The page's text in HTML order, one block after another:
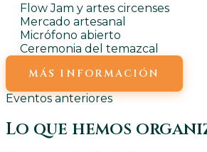
Flow Jam y artes circenses
Mercado artesanal
Micrófono abierto
Ceremonia del temazcal
MÁS INFORMACIÓN
Eventos anteriores
Lo que hemos